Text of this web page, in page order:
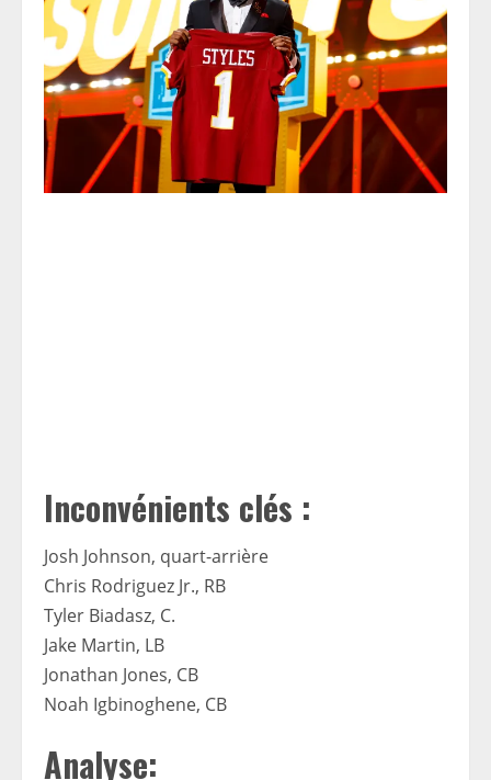
Inconvénients clés :
Josh Johnson, quart-arrière
Chris Rodriguez Jr., RB
Tyler Biadasz, C.
Jake Martin, LB
Jonathan Jones, CB
Noah Igbinoghene, CB
Analyse: